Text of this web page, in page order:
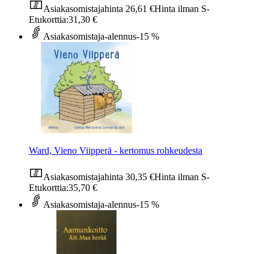
Asiakasomistajahinta 26,61 €Hinta ilman S-
Etukorttia:31,30 €
Asiakasomistaja-alennus-15 %
Ward, Vieno Viipperä - kertomus rohkeudesta
Asiakasomistajahinta 30,35 €Hinta ilman S-
Etukorttia:35,70 €
Asiakasomistaja-alennus-15 %